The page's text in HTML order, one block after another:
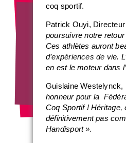
coq sportif.
Patrick Ouyi,
poursuivre notre
Ces athlètes auront
d’expériences de vie.
en est le moteur dans
Guislaine
honneur pour la
Coq Sportif !
définitivement pas
Handisport ».